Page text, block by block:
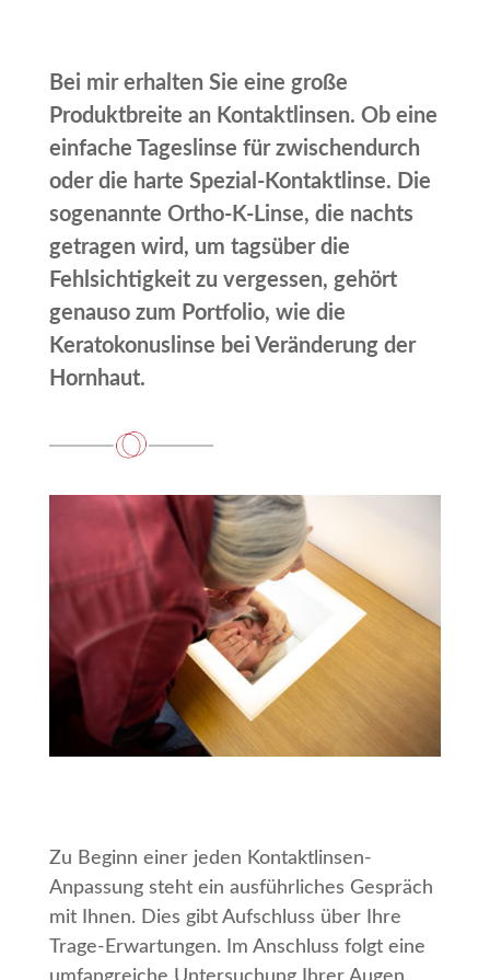
Bei mir erhalten Sie eine große
Produktbreite an Kontaktlinsen. Ob eine
einfache Tageslinse für zwischendurch
oder die harte Spezial-Kontaktlinse. Die
sogenannte Ortho-K-Linse, die nachts
getragen wird, um tagsüber die
Fehlsichtigkeit zu vergessen, gehört
genauso zum Portfolio, wie die
Keratokonuslinse bei Veränderung der
Hornhaut.
Zu Beginn einer jeden Kontaktlinsen-
Anpassung steht ein ausführliches Gespräch
mit Ihnen. Dies gibt Aufschluss über Ihre
Trage-Erwartungen. Im Anschluss folgt eine